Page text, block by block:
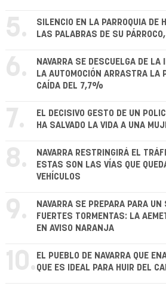
5.
SILENCIO EN LA PARROQUIA DE
LAS PALABRAS DE SU
6.
NAVARRA SE DESCUELGA DE
LA AUTOMOCIÓN ARRASTRA LA
CAÍDA DEL 7,7%
7.
EL DECISIVO GESTO DE UN
HA SALVADO LA VIDA A UNA
8.
NAVARRA RESTRINGIRÁ EL
ESTAS SON LAS VÍAS QUE
VEHÍCULOS
9.
NAVARRA SE PREPARA PARA UN
FUERTES TORMENTAS: LA
EN AVISO NARANJA
10. EL PUEBLO DE NAVARRA QUE
QUE ES IDEAL PARA HUIR DEL